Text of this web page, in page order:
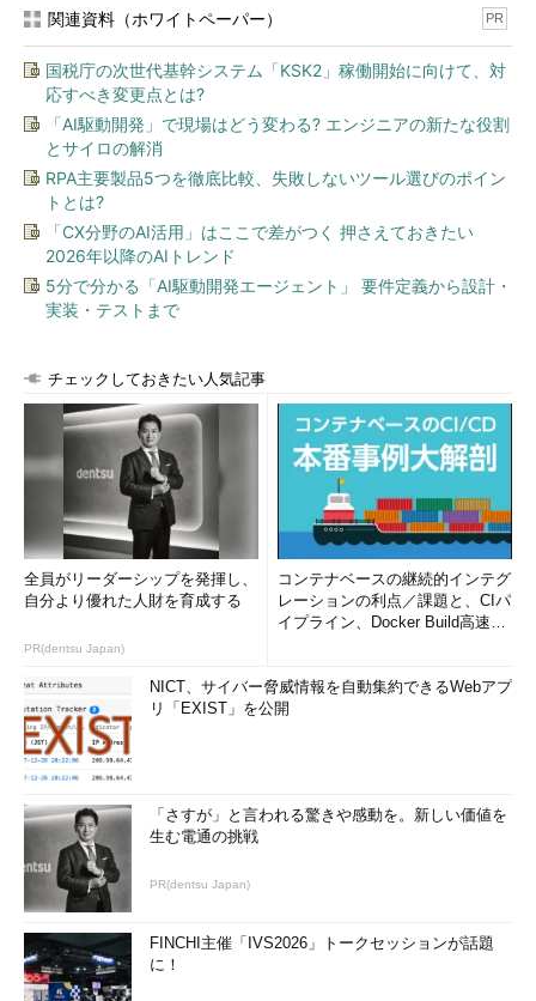
関連資料（ホワイトペーパー） PR
国税庁の次世代基幹システム「KSK2」稼働開始に向けて、対
応すべき変更点とは?
「AI駆動開発」で現場はどう変わる? エンジニアの新たな役割
とサイロの解消
RPA主要製品5つを徹底比較、失敗しないツール選びのポイン
トとは?
「CX分野のAI活用」はここで差がつく 押さえておきたい
2026年以降のAIトレンド
5分で分かる「AI駆動開発エージェント」 要件定義から設計・
実装・テストまで
チェックしておきたい人気記事
全員がリーダーシップを発揮し、
自分より優れた人財を育成する
PR(dentsu Japan)
コンテナベースの継続的インテグ
レーションの利点／課題と、CIパ
イプライン、Docker Build高速化
NICT、サイバー脅威情報を自動集約できるWebアプ
リ「EXIST」を公開
「さすが」と言われる驚きや感動を。新しい価値を
生む電通の挑戦
PR(dentsu Japan)
FINCHI主催「IVS2026」トークセッションが話題
に！